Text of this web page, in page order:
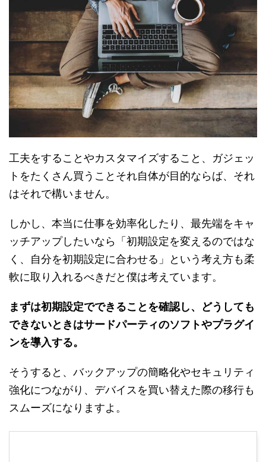
工夫をすることやカスタマイズすること、ガジェッ
トをたくさん買うことそれ自体が目的ならば、それ
はそれで構いません。
しかし、本当に仕事を効率化したり、最先端をキャ
ッチアップしたいなら「初期設定を変えるのではな
く、自分を初期設定に合わせる」という考え方も柔
軟に取り入れるべきだと僕は考えています。
まずは初期設定でできることを確認し、どうしても
できないときはサードパーティのソフトやプラグイ
ンを導入する。
そうすると、バックアップの簡略化やセキュリティ
強化につながり、デバイスを買い替えた際の移行も
スムーズになりますよ。